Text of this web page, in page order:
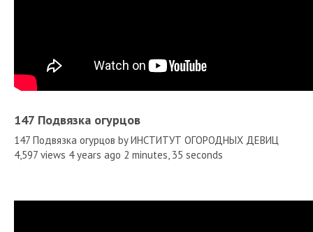
147 Подвязка огурцов
147 Подвязка огурцов by ИНСТИТУТ ОГОРОДНЫХ ДЕВИЦ
4,597 views 4 years ago 2 minutes, 35 seconds